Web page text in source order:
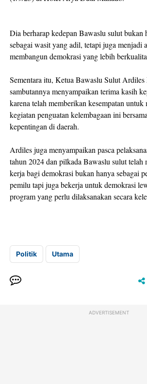
Dia berharap kedepan Bawaslu sulut bukan
sebagai wasit yang adil, tetapi juga menjadi
membangun demokrasi yang lebih
Sementara itu, Ketua Bawaslu Sulut
sambutannya menyampaikan terima kasih
karena telah memberikan kesempatan untuk
kegiatan penguatan kelembagaan ini
kepentingan di daerah.
Ardiles juga menyampaikan pasca
tahun 2024 dan pilkada Bawaslu sulut telah
kerja bagi demokrasi bukan hanya sebagai
pemilu tapi juga bekerja untuk demokrasi
program yang perlu dilaksanakan secara
Politik Utama
ADVERTISEMENT